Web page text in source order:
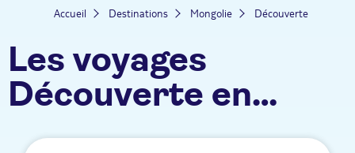
Accueil Destinations Mongolie Découverte
Les voyages
Découverte en
Mongolie TUI